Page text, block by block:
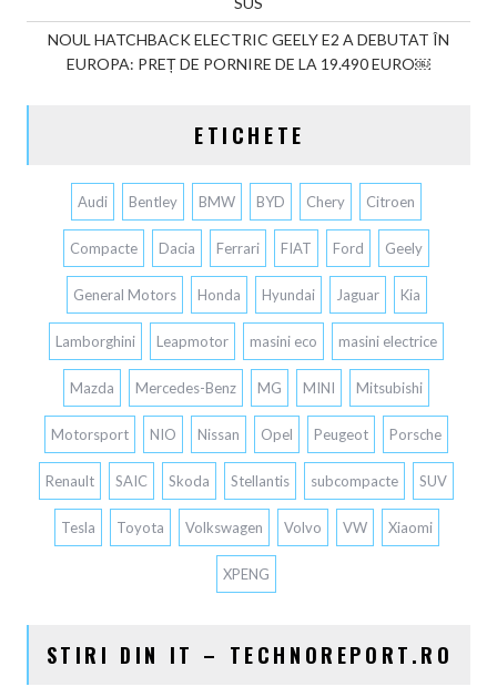
NOUL HATCHBACK ELECTRIC GEELY E2 A DEBUTAT ÎN
EUROPA: PREȚ DE PORNIRE DE LA 19.490 EURO￼
ETICHETE
Audi Bentley BMW BYD Chery Citroen
Compacte Dacia Ferrari FIAT Ford Geely
General Motors Honda Hyundai Jaguar Kia
Lamborghini Leapmotor masini eco masini electrice
Mazda Mercedes-Benz MG MINI Mitsubishi
Motorsport NIO Nissan Opel Peugeot Porsche
Renault SAIC Skoda Stellantis subcompacte SUV
Tesla Toyota Volkswagen Volvo VW Xiaomi
XPENG
STIRI DIN IT – TECHNOREPORT.RO